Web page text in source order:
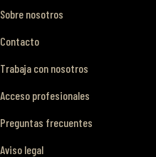
Sobre nosotros
Contacto
Trabaja con nosotros
Acceso profesionales
Preguntas frecuentes
Aviso legal